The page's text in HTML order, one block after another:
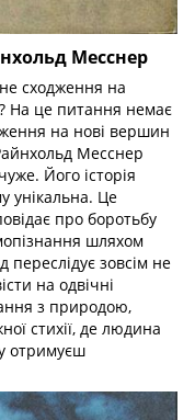
Месснер
сходження на
На це питання немає
на нові вершин
Месснер
Його історія
унікальна. Це
про боротьбу
шляхом
зовсім не
на одвічні
з природою,
стихії, де людина
отримуєш